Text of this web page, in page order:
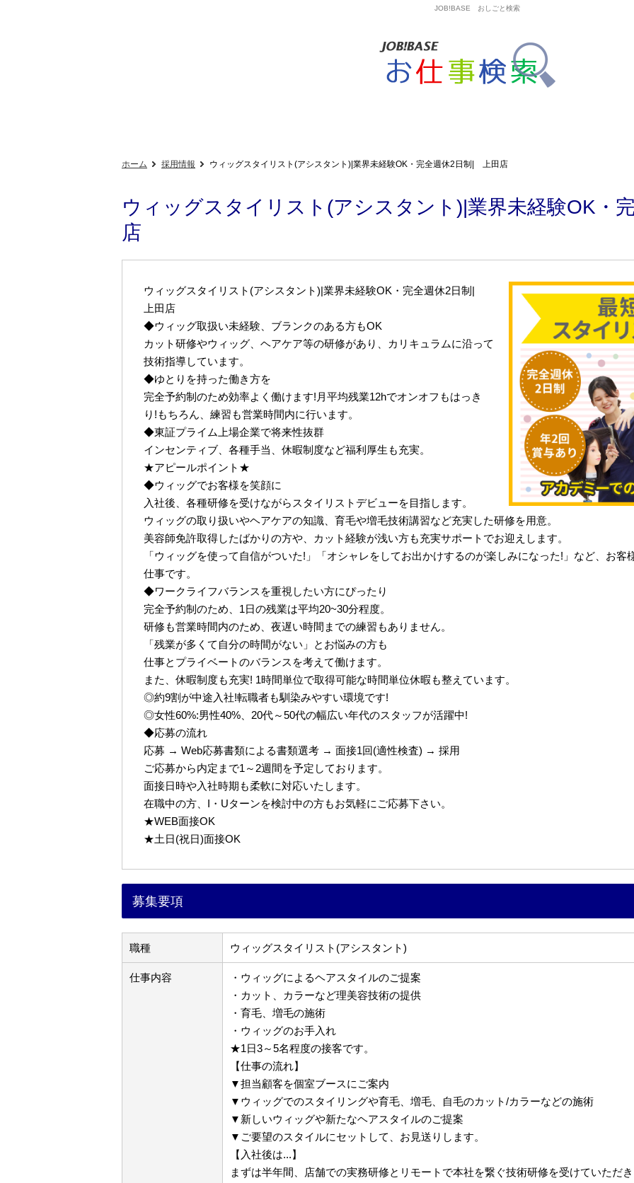
JOB!BASE おしごと検索
ホーム 採用情報 ウィッグスタイリスト(アシスタント)|業界未経験OK・完全週休2日制| 上田店
ウィッグスタイリスト(アシスタント)|業界未経験OK・
店
ウィッグスタイリスト(アシスタント)|業界未経験OK・完全週休2日制|
上田店
◆ウィッグ取扱い未経験、ブランクのある方もOK
カット研修やウィッグ、ヘアケア等の研修があり、カリキュラムに沿って
技術指導しています。
◆ゆとりを持った働き方を
完全予約制のため効率よく働けます!月平均残業12hでオンオフもはっき
り!もちろん、練習も営業時間内に行います。
◆東証プライム上場企業で将来性抜群
インセンティブ、各種手当、休暇制度など福利厚生も充実。
★アピールポイント★
◆ウィッグでお客様を笑顔に
入社後、各種研修を受けながらスタイリストデビューを目指します。
ウィッグの取り扱いやヘアケアの知識、育毛や増毛技術講習など充実した研修を用意。
美容師免許取得したばかりの方や、カット経験が浅い方も充実サポートでお迎えします。
「ウィッグを使って自信がついた!」「オシャレをしてお出かけするのが楽しみになった!」など、お
仕事です。
◆ワークライフバランスを重視したい方にぴったり
完全予約制のため、1日の残業は平均20~30分程度。
研修も営業時間内のため、夜遅い時間までの練習もありません。
「残業が多くて自分の時間がない」とお悩みの方も
仕事とプライベートのバランスを考えて働けます。
また、休暇制度も充実! 1時間単位で取得可能な時間単位休暇も整えています。
◎約9割が中途入社!転職者も馴染みやすい環境です!
◎女性60%:男性40%、20代～50代の幅広い年代のスタッフが活躍中!
◆応募の流れ
応募 → Web応募書類による書類選考 → 面接1回(適性検査) → 採用
ご応募から内定まで1～2週間を予定しております。
面接日時や入社時期も柔軟に対応いたします。
在職中の方、I・Uターンを検討中の方もお気軽にご応募下さい。
★WEB面接OK
★土日(祝日)面接OK
募集要項
職種 ウィッグスタイリスト(アシスタント)
仕事内容
・ウィッグによるヘアスタイルのご提案
・カット、カラーなど理美容技術の提供
・育毛、増毛の施術
・ウィッグのお手入れ
★1日3～5名程度の接客です。
【仕事の流れ】
▼担当顧客を個室ブースにご案内
▼ウィッグでのスタイリングや育毛、増毛、自毛のカット/カラーなどの施術
▼新しいウィッグや新たなヘアスタイルのご提案
▼ご要望のスタイルにセットして、お見送りします。
【入社後は...】
まずは半年間、店舗での実務研修とリモートで本社を繋ぐ技術研修を受けていただ